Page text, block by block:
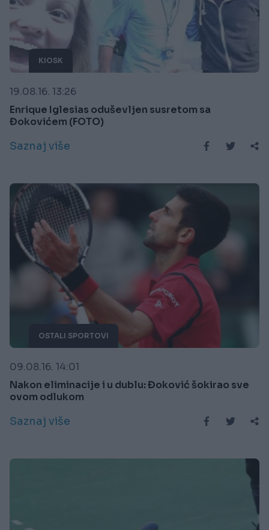
KIOSK
19.08.16. 13:26
Enrique Iglesias oduševljen susretom sa
Đokovićem (FOTO)
Saznaj više
OSTALI SPORTOVI
09.08.16. 14:01
Nakon eliminacije i u dublu: Đoković šokirao sve
ovom odlukom
Saznaj više